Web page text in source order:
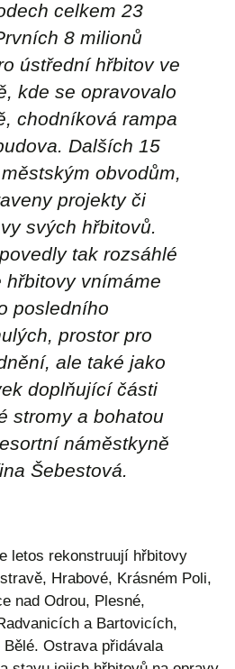
celkem 23
8 milionů
ústřední hřbitov ve
kde se opravovalo
chodníková rampa
Dalších 15
obvodům,
projekty či
svých hřbitovů.
tak rozsáhlé
hřbitovy vnímáme
posledního
prostor pro
ale také jako
doplňující části
stromy a bohatou
náměstkyně
Šebestová.
letos rekonstruují hřbitovy
Hrabové, Krásném Poli,
nad Odrou, Plesné,
a Bartovicích,
Ostrava přidávala